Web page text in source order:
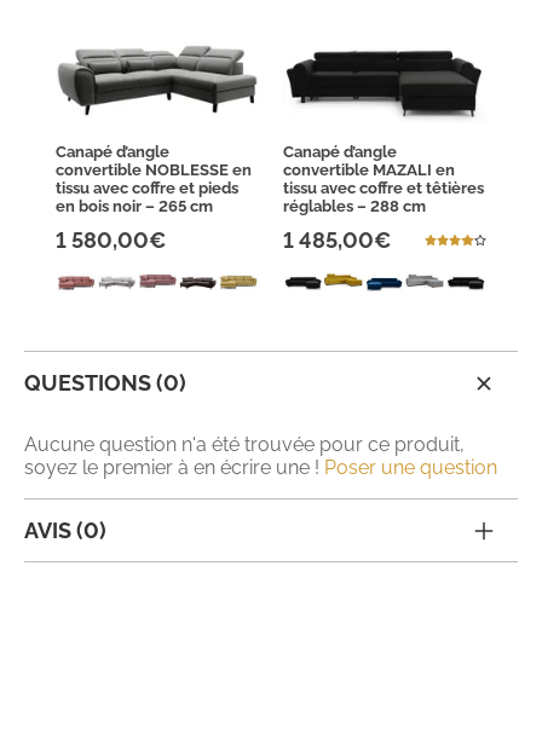
Canapé d’angle
convertible NOBLESSE en
tissu avec coffre et pieds
en bois noir – 265 cm
1 580,00€
Canapé d’angle
convertible MAZALI en
tissu avec coffre et têtières
réglables – 288 cm
1 485,00€
QUESTIONS (0)
Aucune question n'a été trouvée pour ce produit,
soyez le premier à en écrire une ! Poser une question
AVIS (0)